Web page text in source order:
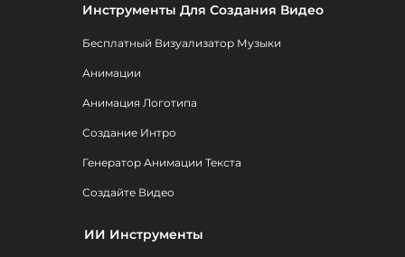
Инструменты Для Создания Видео
Бесплатный Визуализатор Музыки
Анимации
Анимация Логотипа
Создание Интро
Генератор Анимации Текста
Создайте Видео
ИИ Инструменты